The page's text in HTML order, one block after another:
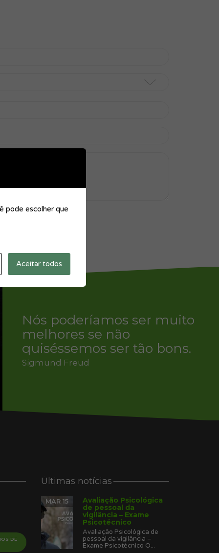
Nós poderíamos ser muito
melhores se não
quiséssemos ser tão bons.
Sigmund Freud
DE
Últimas notícias
Avaliação Psicológica
de pessoal da
vigilância – Exame
Psicotécnico
MAR 15
Avaliação Psicológica de
pessoal da vigilância –
Exame Psicotécnico O...
pode escolher que
Aceitar todos